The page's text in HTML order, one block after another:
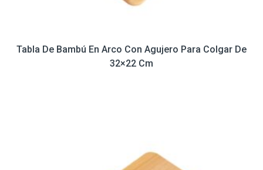
Tabla De Bambú En Arco Con Agujero Para Colgar De
32×22 Cm